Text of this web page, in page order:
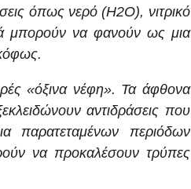
όπως νερό (H2O), νιτρικό
μπορούν να φανούν ως μια
«όξινα νέφη». Τα άφθονα
αντιδράσεις που
παρατεταμένων περιόδων
να προκαλέσουν τρύπες